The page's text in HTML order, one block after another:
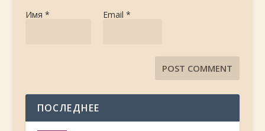
Имя * Email *
ПОСЛЕДНЕЕ